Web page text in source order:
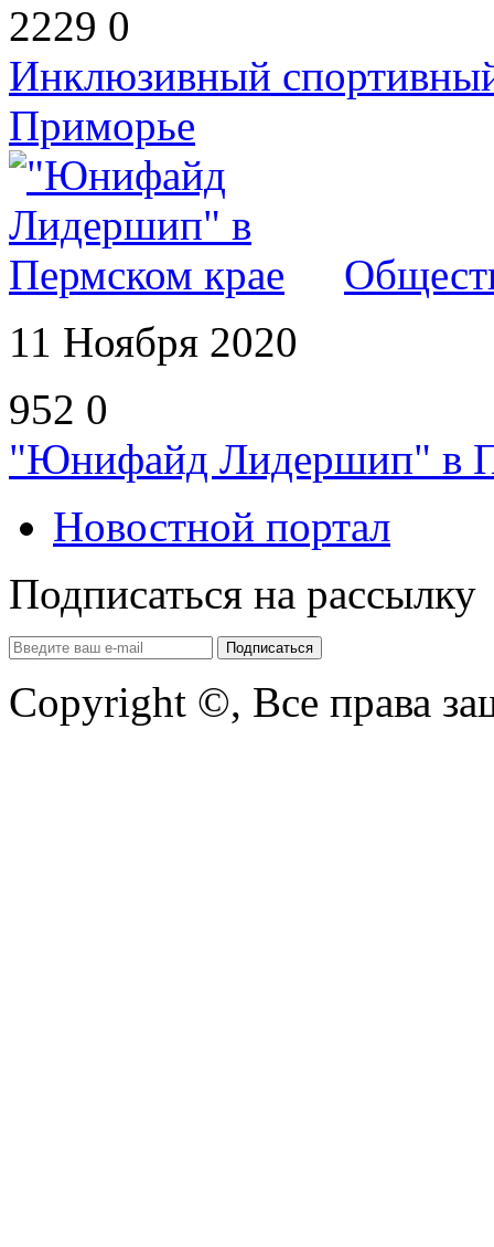
2229 0
Инклюзивный
Приморье
11 Ноября 2020
952 0
"Юнифайд Лидершип" в
Новостной портал
Подписаться на рассылку
Copyright ©, Все права